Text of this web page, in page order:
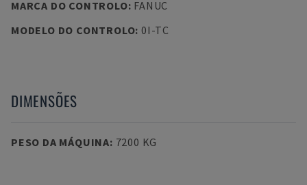
MARCA DO CONTROLO: FANUC
MODELO DO CONTROLO: 0I-TC
DIMENSÕES
PESO DA MÁQUINA: 7200 KG